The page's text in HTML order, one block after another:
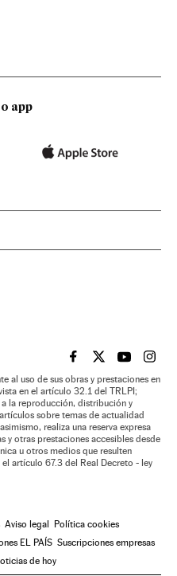
app
EL PAÍS BRASIL EN
EL PAÍSEL PAÍS
EL
al uso de sus obras y prestaciones en
en el artículo 32.1 del TRLPI;
a la reproducción, distribución y
sobre temas de actualidad
realiza una reserva expresa
y otras prestaciones accesibles desde
u otros medios que resulten
artículo 67.3 del Real Decreto - ley
Aviso legal Política cookies
EL PAÍS Suscripciones empresas
de hoy